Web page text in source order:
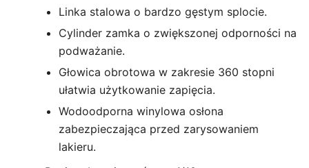
Linka stalowa o bardzo gęstym splocie.
Cylinder zamka o zwiększonej odporności na
podważanie.
Głowica obrotowa w zakresie 360 stopni
ułatwia użytkowanie zapięcia.
Wodoodporna winylowa osłona
zabezpieczająca przed zarysowaniem
lakieru.